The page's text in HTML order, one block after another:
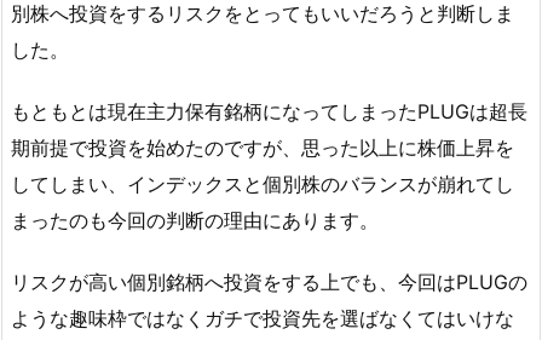
別株へ投資をするリスクをとってもいいだろうと判断しま
した。
もともとは現在主力保有銘柄になってしまったPLUGは超長
期前提で投資を始めたのですが、思った以上に株価上昇を
してしまい、インデックスと個別株のバランスが崩れてし
まったのも今回の判断の理由にあります。
リスクが高い個別銘柄へ投資をする上でも、今回はPLUGの
ような趣味枠ではなくガチで投資先を選ばなくてはいけな